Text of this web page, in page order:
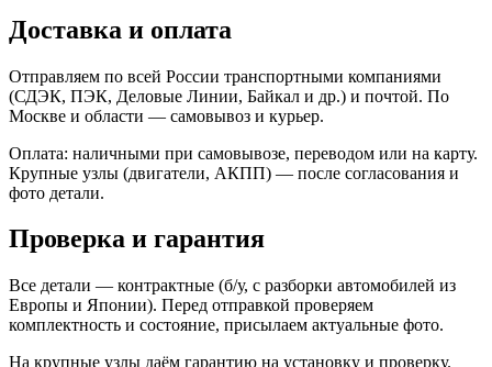
Доставка и оплата
Отправляем по всей России транспортными компаниями
(СДЭК, ПЭК, Деловые Линии, Байкал и др.) и почтой. По
Москве и области — самовывоз и курьер.
Оплата: наличными при самовывозе, переводом или на карту.
Крупные узлы (двигатели, АКПП) — после согласования и
фото детали.
Проверка и гарантия
Все детали — контрактные (б/у, с разборки автомобилей из
Европы и Японии). Перед отправкой проверяем
комплектность и состояние, присылаем актуальные фото.
На крупные узлы даём гарантию на установку и проверку.